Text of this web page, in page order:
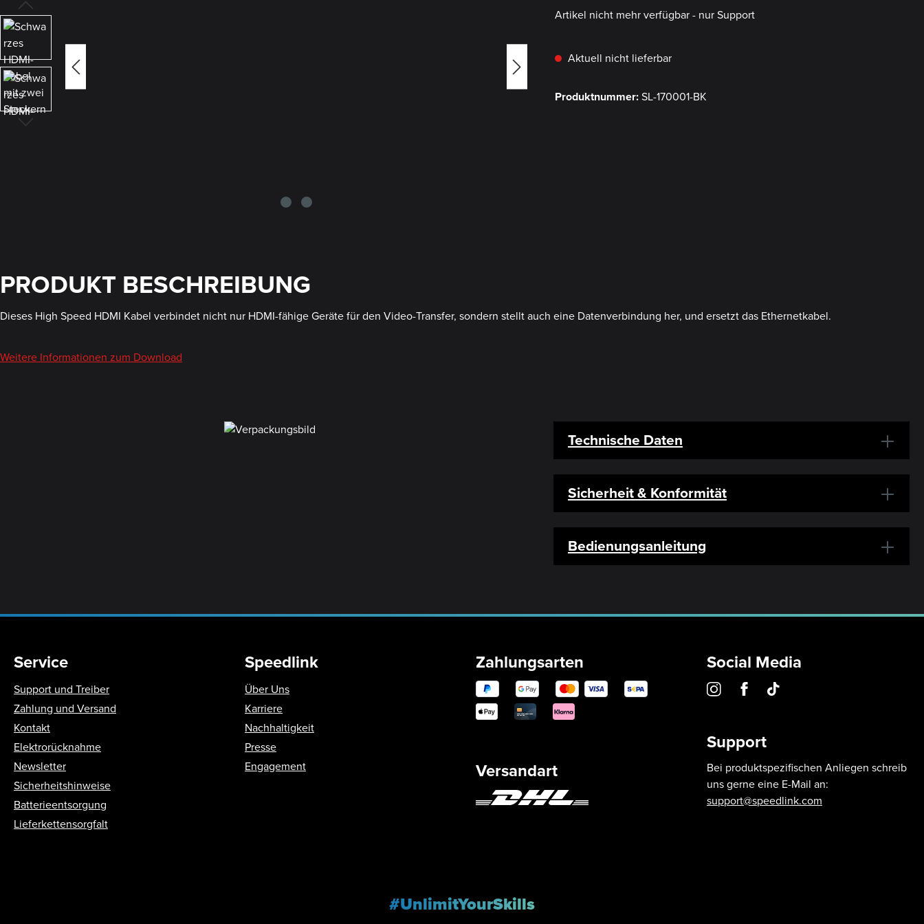
Artikel nicht mehr verfügbar - nur Support
Aktuell nicht lieferbar
Produktnummer:SL-170001-BK
PRODUKT BESCHREIBUNG
Dieses High Speed HDMI Kabel verbindet nicht nur HDMI-fähige Geräte für den Video-Transfer, sondern stellt auch eine Datenverbindung her, und ersetzt das Ethernetkabel.
Weitere Informationen zum Download
Technische Daten
Sicherheit & Konformität
Bedienungsanleitung
Service
Support und Treiber
Zahlung und Versand
Kontakt
Elektrorücknahme
Newsletter
Sicherheitshinweise
Batterieentsorgung
Lieferkettensorgfalt
Speedlink
Über Uns
Karriere
Nachhaltigkeit
Presse
Engagement
Zahlungsarten
Versandart
Social Media
Support
Bei produktspezifischen Anliegen schreib
uns gerne eine E-Mail an:
support@speedlink.com
#UnlimitYourSkills